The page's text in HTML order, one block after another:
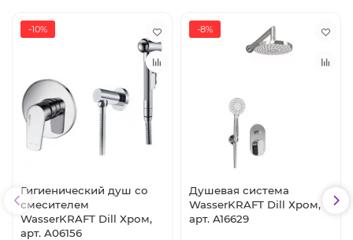
-10%
Гигиенический душ со
смесителем
WasserKRAFT Dill Хром,
арт. A06156
-8%
Душевая система
WasserKRAFT Dill Хром,
арт. A16629